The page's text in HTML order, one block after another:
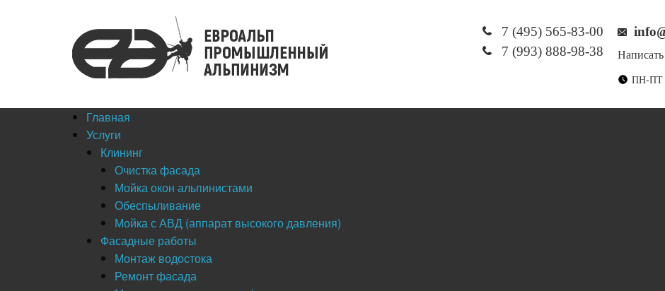
7 (495) 565-83-00
7 (993) 888-98-38
ПН-ПТ
Главная
Услуги
Клининг
Очистка фасада
Мойка окон альпинистами
Обеспыливание
Мойка с АВД (аппарат высокого давления)
Фасадные работы
Монтаж водостока
Ремонт фасада